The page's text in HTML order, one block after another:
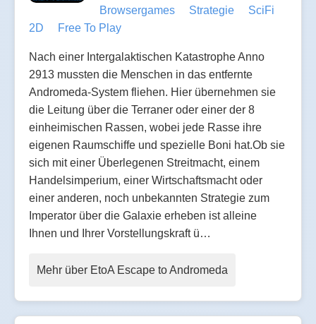
Browsergames
Strategie
SciFi
2D
Free To Play
Nach einer Intergalaktischen Katastrophe Anno
2913 mussten die Menschen in das entfernte
Andromeda-System fliehen. Hier übernehmen sie
die Leitung über die Terraner oder einer der 8
einheimischen Rassen, wobei jede Rasse ihre
eigenen Raumschiffe und spezielle Boni hat.Ob sie
sich mit einer Überlegenen Streitmacht, einem
Handelsimperium, einer Wirtschaftsmacht oder
einer anderen, noch unbekannten Strategie zum
Imperator über die Galaxie erheben ist alleine
Ihnen und Ihrer Vorstellungskraft ü…
Mehr über EtoA Escape to Andromeda